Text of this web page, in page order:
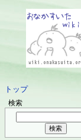
トップ
検索